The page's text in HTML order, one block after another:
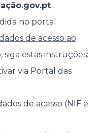
no portal
de acesso ao
siga estas instruções:
via Portal das
de acesso (NIF e